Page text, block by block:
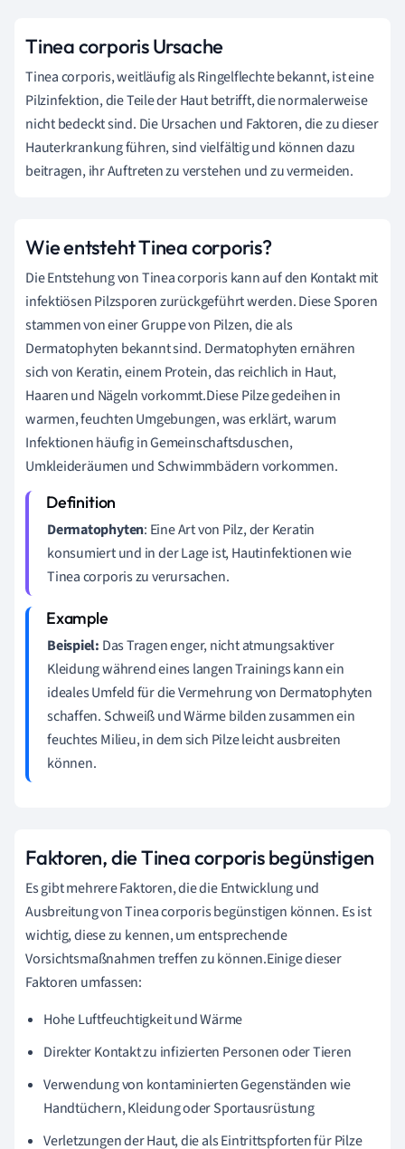
Tinea corporis Ursache
Tinea corporis, weitläufig als Ringelflechte bekannt, ist eine
Pilzinfektion, die Teile der Haut betrifft, die normalerweise
nicht bedeckt sind. Die Ursachen und Faktoren, die zu dieser
Hauterkrankung führen, sind vielfältig und können dazu
beitragen, ihr Auftreten zu verstehen und zu vermeiden.
Wie entsteht Tinea corporis?
Die Entstehung von Tinea corporis kann auf den Kontakt mit
infektiösen Pilzsporen zurückgeführt werden. Diese Sporen
stammen von einer Gruppe von Pilzen, die als
Dermatophyten bekannt sind. Dermatophyten ernähren
sich von Keratin, einem Protein, das reichlich in Haut,
Haaren und Nägeln vorkommt.Diese Pilze gedeihen in
warmen, feuchten Umgebungen, was erklärt, warum
Infektionen häufig in Gemeinschaftsduschen,
Umkleideräumen und Schwimmbädern vorkommen.
Dermatophyten: Eine Art von Pilz, der Keratin
konsumiert und in der Lage ist, Hautinfektionen wie
Tinea corporis zu verursachen.
Beispiel: Das Tragen enger, nicht atmungsaktiver
Kleidung während eines langen Trainings kann ein
ideales Umfeld für die Vermehrung von Dermatophyten
schaffen. Schweiß und Wärme bilden zusammen ein
feuchtes Milieu, in dem sich Pilze leicht ausbreiten
können.
Faktoren, die Tinea corporis begünstigen
Es gibt mehrere Faktoren, die die Entwicklung und
Ausbreitung von Tinea corporis begünstigen können. Es ist
wichtig, diese zu kennen, um entsprechende
Vorsichtsmaßnahmen treffen zu können.Einige dieser
Faktoren umfassen:
Hohe Luftfeuchtigkeit und Wärme
Direkter Kontakt zu infizierten Personen oder Tieren
Verwendung von kontaminierten Gegenständen wie
Handtüchern, Kleidung oder Sportausrüstung
Verletzungen der Haut, die als Eintrittspforten für Pilze